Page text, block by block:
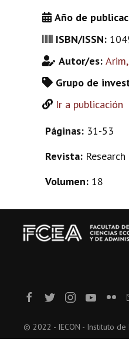
Año de
ISBN/ISSN:
Autor/es:
Grupo de
Ir a publicación
Páginas: 31-53
Revista:
Volumen: 18
© 2022 - IECON - Instituto